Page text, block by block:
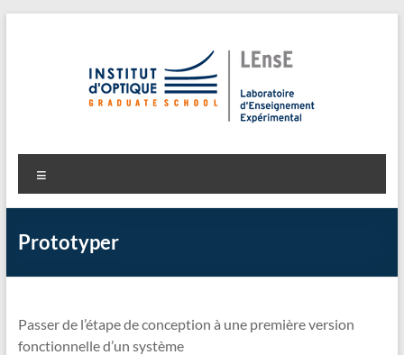
LEnsE
Laboratoire d'Enseignement Expérimental
Prototyper
Passer de l’étape de conception à une première version
fonctionnelle d’un système